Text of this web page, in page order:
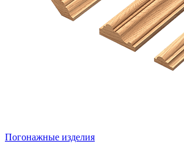
Погонажные изделия